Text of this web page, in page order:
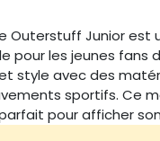
Outerstuff Junior est
les jeunes fans
style avec des
sportifs. Ce
pour afficher